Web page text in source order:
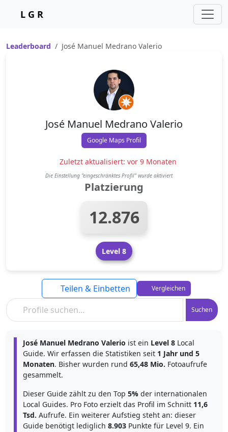
L G R
Leaderboard José Manuel Medrano Valerio
José Manuel Medrano Valerio
Google Maps Profil
Zuletzt aktualisiert: vor 9 Monaten
Die Einstellung "eingeschränktes Profil" wurde aktiviert
Platzierung
12.876
Level 8
Suchen
Teilen & Einbetten Vergleichen
José Manuel Medrano Valerio ist ein Level 8 Local
Guide. Wir erfassen die Statistiken seit 1 Jahr und 5
Monaten. Bisher wurden rund 65,48 Mio. Fotoaufrufe
gesammelt.
Dieser Guide zählt zu den Top 5% der internationalen
Local Guides. Pro Foto erzielt das Profil im Schnitt 11,6
Tsd. Aufrufe. Ein weiterer Aufstieg steht an: dieser
Guide benötigt lediglich 8.903 Punkte für Level 9. Ein